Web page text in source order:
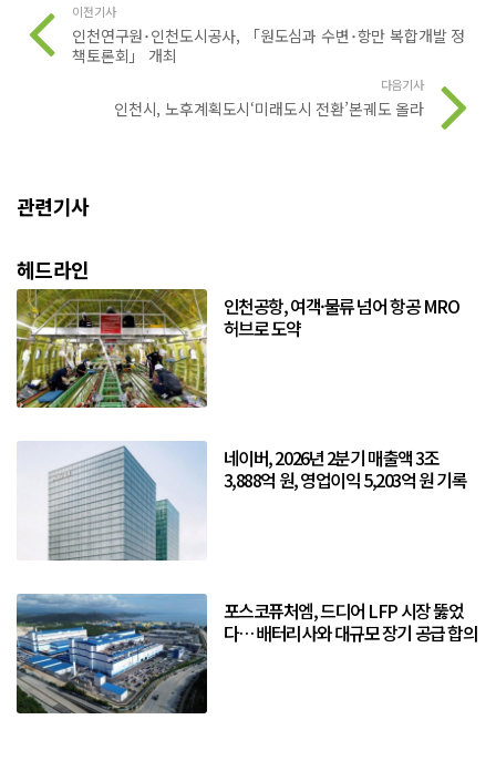
이전기사
인천연구원･인천도시공사, 「원도심과 수변･항만 복합개발 정
책토론회」 개최
다음기사
인천시, 노후계획도시‘미래도시 전환’본궤도 올라
관련기사
헤드라인
인천공항, 여객·물류 넘어 항공 MRO
허브로 도약
네이버, 2026년 2분기 매출액 3조
3,888억 원, 영업이익 5,203억 원 기록
포스코퓨처엠, 드디어 LFP 시장 뚫었
다… 배터리사와 대규모 장기 공급 합의